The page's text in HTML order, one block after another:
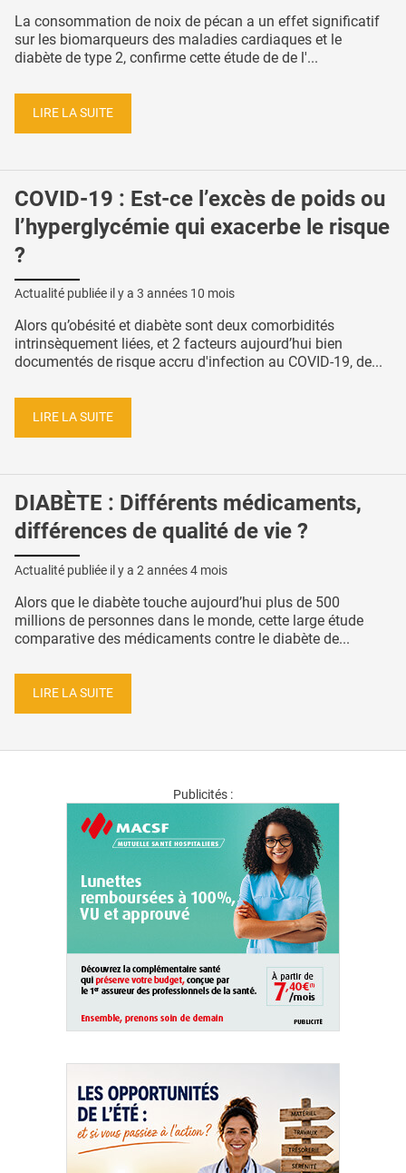
La consommation de noix de pécan a un effet significatif
sur les biomarqueurs des maladies cardiaques et le
diabète de type 2, confirme cette étude de de l'...
LIRE LA SUITE
COVID-19 : Est-ce l’excès de poids ou
l’hyperglycémie qui exacerbe le risque
?
Actualité publiée il y a 3 années 10 mois
Alors qu’obésité et diabète sont deux comorbidités
intrinsèquement liées, et 2 facteurs aujourd’hui bien
documentés de risque accru d'infection au COVID-19, de...
LIRE LA SUITE
DIABÈTE : Différents médicaments,
différences de qualité de vie ?
Actualité publiée il y a 2 années 4 mois
Alors que le diabète touche aujourd’hui plus de 500
millions de personnes dans le monde, cette large étude
comparative des médicaments contre le diabète de...
LIRE LA SUITE
Publicités :